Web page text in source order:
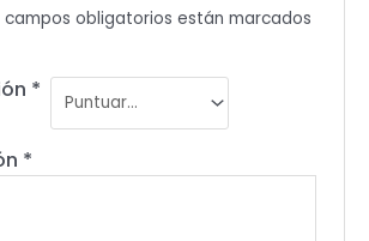
campos obligatorios están marcados
*
*